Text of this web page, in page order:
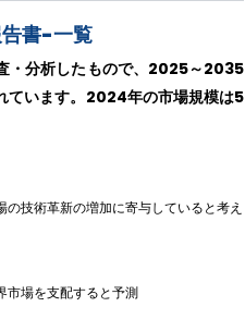
書-一覧
・分析したもので、2025～2035
ています。2024年の市場規模は5
技術革新の増加に寄与していると考え
市場を支配すると予測